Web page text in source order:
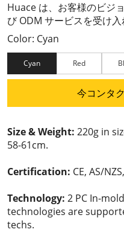
Huace は、お客様のビジ
び ODM サービスを受け入
Color: Cyan
Cyan Red
今コンタ
Size & Weight: 220g in
58-61cm.
Certification: CE, AS/
Technology: 2 PC In-
technologies are
techs.